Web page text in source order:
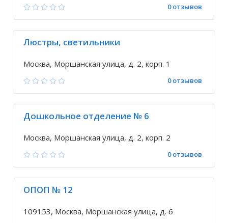
0 отзывов
Люстры, светильники
Москва, Моршанская улица, д. 2, корп. 1
0 отзывов
Дошкольное отделение № 6
Москва, Моршанская улица, д. 2, корп. 2
0 отзывов
ОПОП № 12
109153, Москва, Моршанская улица, д. 6